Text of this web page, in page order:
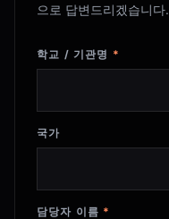
으로 답변드리겠습니다.
학교 / 기관명 *
국가
담당자 이름 *